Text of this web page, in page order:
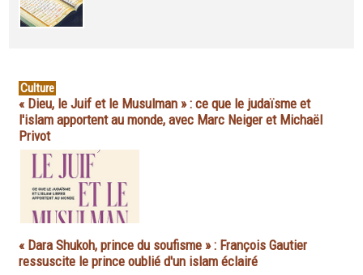
Culture
« Dieu, le Juif et le Musulman » : ce que le judaïsme et
l'islam apportent au monde, avec Marc Neiger et Michaël
Privot
« Dara Shukoh, prince du soufisme » : François Gautier
ressuscite le prince oublié d'un islam éclairé